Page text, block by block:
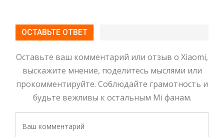
ОСТАВЬТЕ ОТВЕТ
Оставьте ваш комментарий или отзыв о Xiaomi,
выскажите мнение, поделитесь мыслями или
прокомментируйте. Соблюдайте грамотность и
будьте вежливы к остальным Mi фанам.